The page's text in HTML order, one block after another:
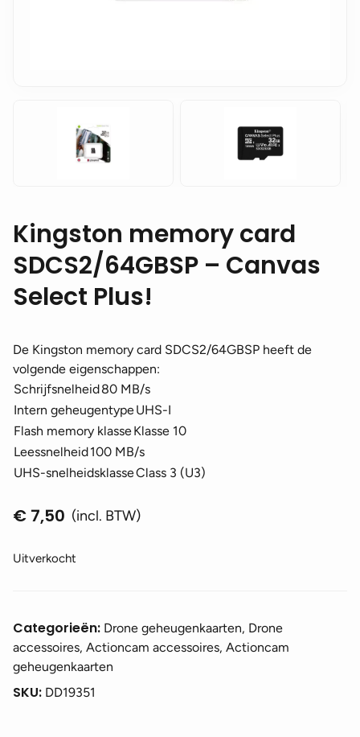
Kingston memory card
SDCS2/64GBSP – Canvas
Select Plus!
De Kingston memory card SDCS2/64GBSP heeft de
volgende eigenschappen:
Schrijfsnelheid80 MB/s
Intern geheugentypeUHS-I
Flash memory klasseKlasse 10
Leessnelheid100 MB/s
UHS-snelheidsklasseClass 3 (U3)
€ 7,50 (incl. BTW)
Uitverkocht
Categorieën: Drone geheugenkaarten, Drone
accessoires, Actioncam accessoires, Actioncam
geheugenkaarten
SKU: DD19351